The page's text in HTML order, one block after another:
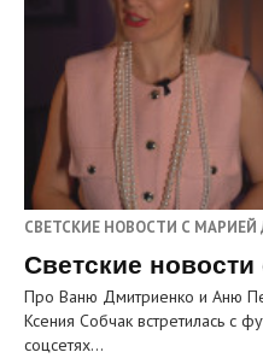
СВЕТСКИЕ НОВОСТИ С МАРИЕЙ
Светские
Про Ваню Дмитриенко и Аню
Ксения Собчак встретилась с
соцсетях…